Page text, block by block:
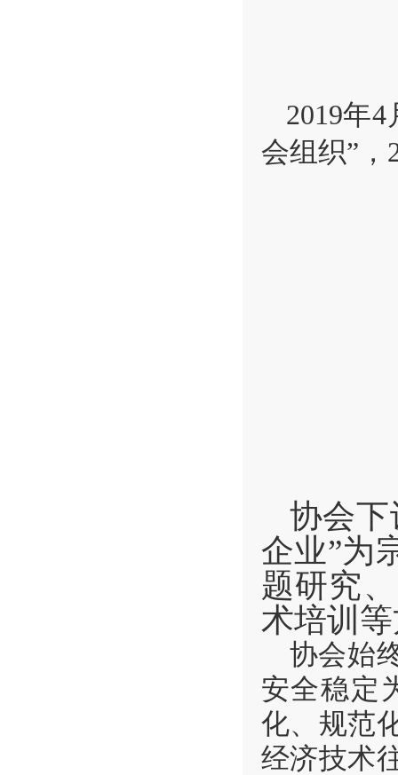
2019年
会组织”，
协会
企业”为
题研究
术培训
协会始
安全稳定
化、规范
经济技术